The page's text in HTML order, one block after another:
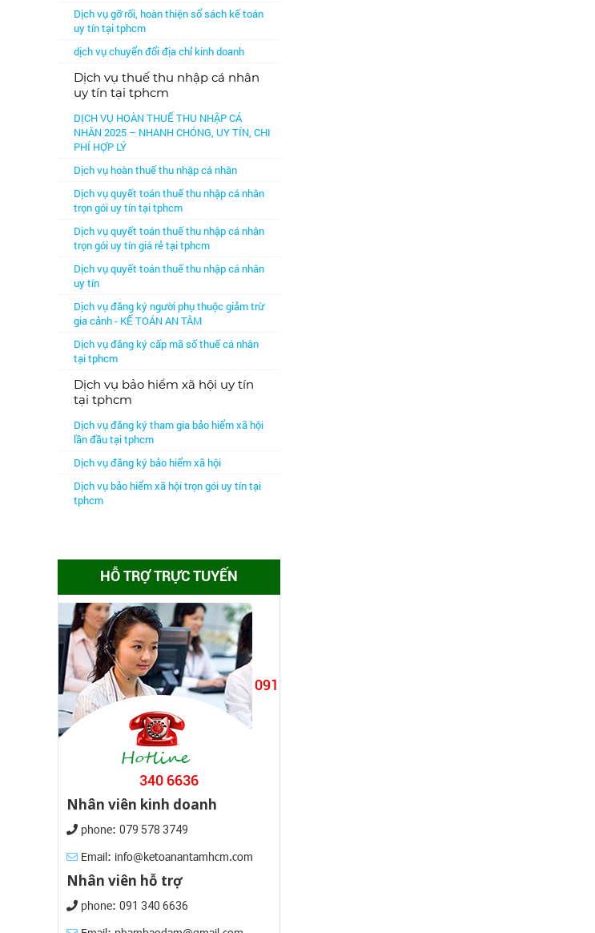
Dịch vụ gỡ rối, hoàn thiện sổ sách kế toán
uy tín tại tphcm
dịch vụ chuyển đổi địa chỉ kinh doanh
Dịch vụ thuế thu nhập cá nhân
uy tín tại tphcm
DỊCH VỤ HOÀN THUẾ THU NHẬP CÁ
NHÂN 2025 – NHANH CHÓNG, UY TÍN, CHI
PHÍ HỢP LÝ
Dịch vụ hoàn thuế thu nhập cá nhân
Dịch vụ quyết toán thuế thu nhập cá nhân
trọn gói uy tín tại tphcm
Dịch vụ quyết toán thuế thu nhập cá nhân
trọn gói uy tín giá rẻ tại tphcm
Dịch vụ quyết toán thuế thu nhập cá nhân
uy tín
Dịch vụ đăng ký người phụ thuộc giảm trừ
gia cảnh - KẾ TOÁN AN TÂM
Dịch vụ đăng ký cấp mã số thuế cá nhân
tại tphcm
Dịch vụ bảo hiểm xã hội uy tín
tại tphcm
Dịch vụ đăng ký tham gia bảo hiểm xã hội
lần đầu tại tphcm
Dịch vụ đăng ký bảo hiểm xã hội
Dịch vụ bảo hiểm xã hội trọn gói uy tín tại
tphcm
HỖ TRỢ TRỰC TUYẾN
091
340 6636
Nhân viên kinh doanh
phone: 079 578 3749
Email: info@ketoanantamhcm.com
Nhân viên hỗ trợ
phone: 091 340 6636